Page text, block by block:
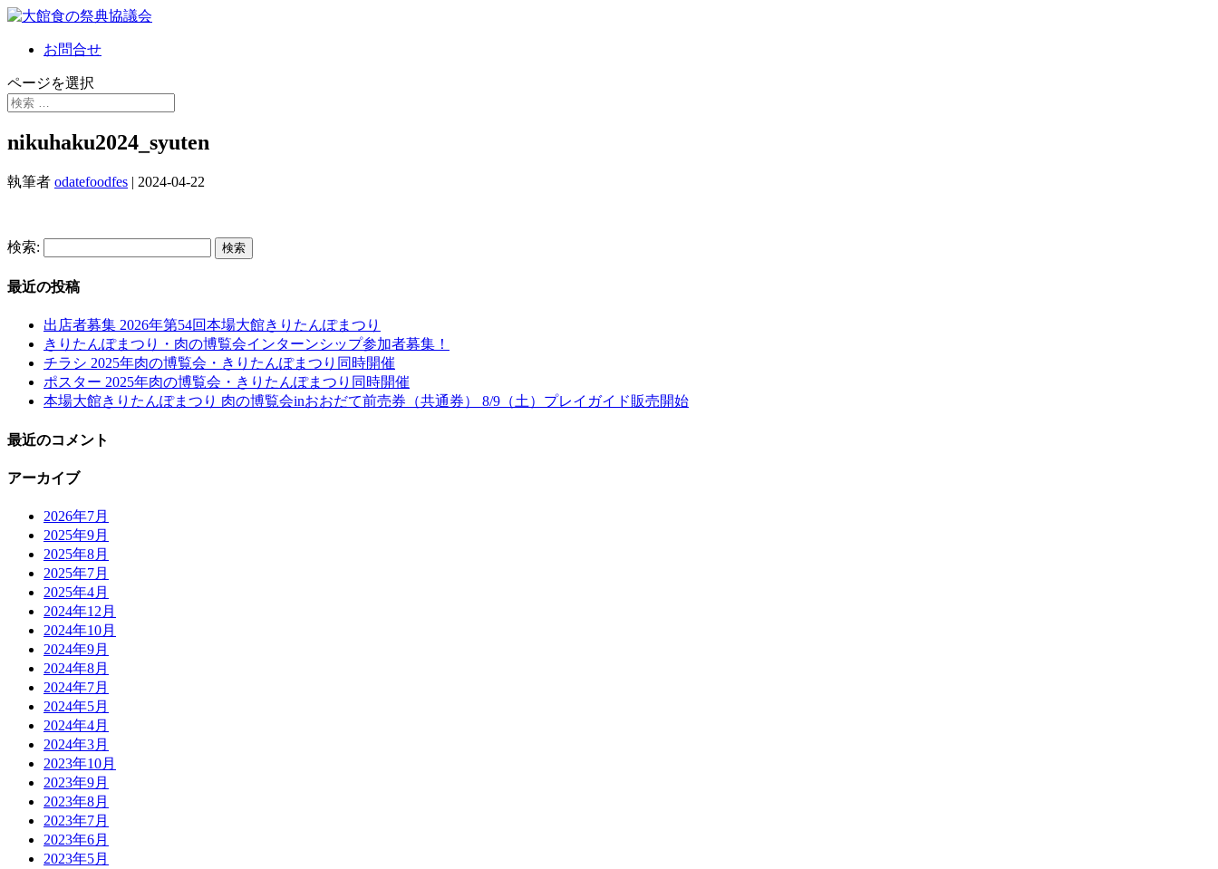
お問合せ
ページを選択
nikuhaku2024_syuten
執筆者 odatefoodfes | 2024-04-22
検索:
最近の投稿
出店者募集 2026年第54回本場大館きりたんぽまつり
きりたんぽまつり・肉の博覧会インターンシップ参加者募集！
チラシ 2025年肉の博覧会・きりたんぽまつり同時開催
ポスター 2025年肉の博覧会・きりたんぽまつり同時開催
本場大館きりたんぽまつり 肉の博覧会inおおだて前売券（共通券） 8/9（土）プレイガイド販売開始
最近のコメント
アーカイブ
2026年7月
2025年9月
2025年8月
2025年7月
2025年4月
2024年12月
2024年10月
2024年9月
2024年8月
2024年7月
2024年5月
2024年4月
2024年3月
2023年10月
2023年9月
2023年8月
2023年7月
2023年6月
2023年5月